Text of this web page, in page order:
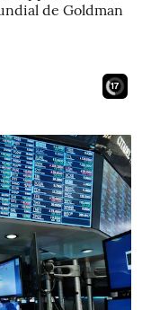
de Goldman
15